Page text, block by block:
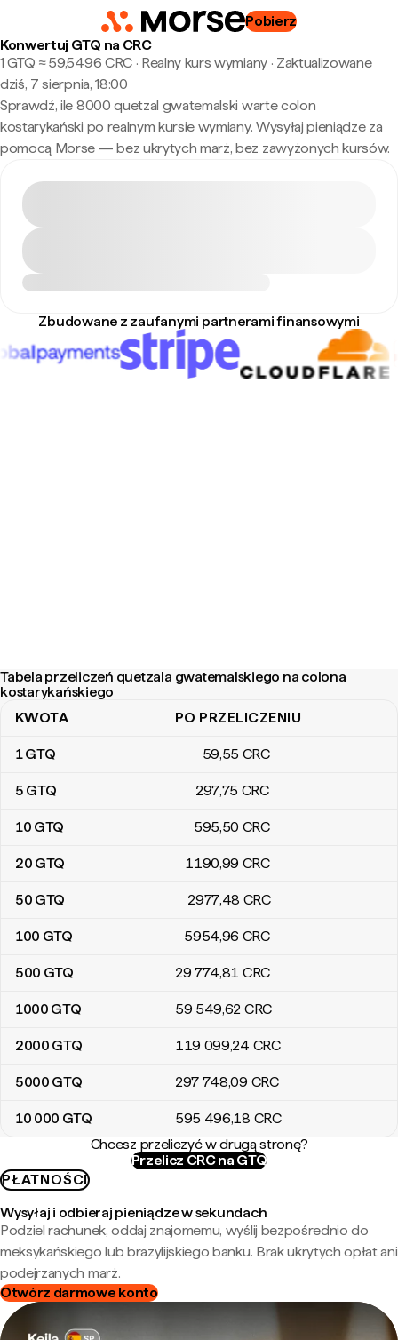
Pobierz
Konwertuj GTQ na CRC
1 GTQ ≈ 59,5496 CRC · Realny kurs wymiany· Zaktualizowane
dziś, 7 sierpnia, 18:00
Sprawdź, ile 8000 quetzal gwatemalski warte colon
kostarykański po realnym kursie wymiany. Wysyłaj pieniądze za
pomocą Morse — bez ukrytych marż, bez zawyżonych kursów.
Zbudowane z zaufanymi partnerami finansowymi
Tabela przeliczeń quetzala gwatemalskiego na colona
kostarykańskiego
Tabela przeliczeń quetzala gwatemalskiego na colona
KWOTA PO PRZELICZENIU
1GTQ 59,55 CRC
5 GTQ 297,75 CRC
10 GTQ 595,50 CRC
20 GTQ 1190,99 CRC
50 GTQ 2977,48 CRC
100 GTQ 5954,96 CRC
500 GTQ 29 774,81 CRC
1000 GTQ 59 549,62 CRC
2000 GTQ 119 099,24 CRC
5000 GTQ 297 748,09 CRC
10 000 GTQ 595 496,18 CRC
Chcesz przeliczyć w drugą stronę?
Przelicz CRC na GTQ
PŁATNOŚCI
Wysyłaj i odbieraj pieniądze w sekundach
Podziel rachunek, oddaj znajomemu, wyślij bezpośrednio do
meksykańskiego lub brazylijskiego banku. Brak ukrytych opłat ani
podejrzanych marż.
Otwórz darmowe konto